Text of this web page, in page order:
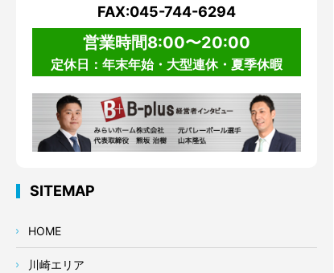
FAX:045-744-6294
営業時間8:00〜20:00
定休日：年末年始・大型連休・夏季休暇
SITEMAP
HOME
川崎エリア